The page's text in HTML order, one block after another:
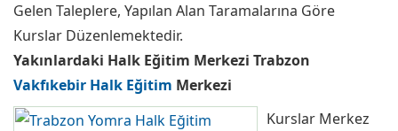
Gelen Taleplere, Yapılan Alan Taramalarına Göre
Kurslar Düzenlemektedir.
Yakınlardaki Halk Eğitim Merkezi Trabzon
Vakfıkebir Halk Eğitim Merkezi
Kurslar Merkez